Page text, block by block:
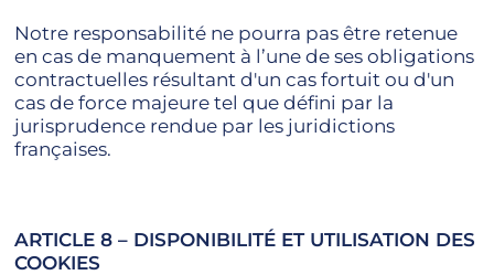
Notre responsabilité ne pourra pas être retenue
en cas de manquement à l’une de ses obligations
contractuelles résultant d'un cas fortuit ou d'un
cas de force majeure tel que défini par la
jurisprudence rendue par les juridictions
françaises.
ARTICLE 8 – DISPONIBILITÉ ET UTILISATION DES
COOKIES